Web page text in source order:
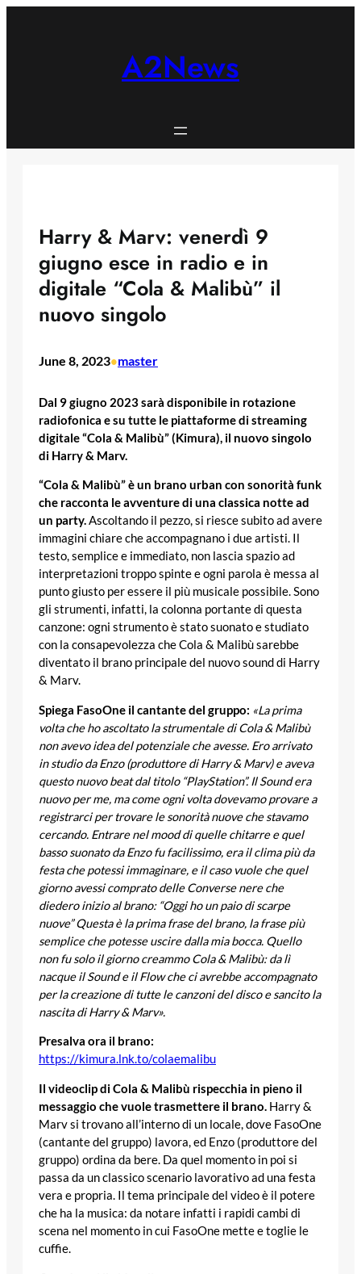
A2News
Harry & Marv: venerdì 9
giugno esce in radio e in
digitale “Cola & Malibù” il
nuovo singolo
June 8, 2023•master
Dal 9 giugno 2023 sarà disponibile in rotazione
radiofonica e su tutte le piattaforme di streaming
digitale“Cola & Malibù” (Kimura), il nuovo singolo
di Harry & Marv.
“Cola & Malibù” è un brano urban con sonorità funk
che racconta le avventure di una classica notte ad
un party.Ascoltando il pezzo, si riesce subito ad avere
immagini chiare che accompagnano i due artisti. Il
testo, semplice e immediato, non lascia spazio ad
interpretazioni troppo spinte e ogni parola è messa al
punto giusto per essere il più musicale possibile. Sono
gli strumenti, infatti, la colonna portante di questa
canzone: ogni strumento è stato suonato e studiato
con la consapevolezza che Cola & Malibù sarebbe
diventato il brano principale del nuovo sound di Harry
& Marv.
Spiega FasoOne il cantante del gruppo: «La prima
volta che ho ascoltato la strumentale di Cola & Malibù
non avevo idea del potenziale che avesse. Ero arrivato
in studio da Enzo (produttore di Harry & Marv) e aveva
questo nuovo beat dal titolo “PlayStation”. Il Sound era
nuovo per me, ma come ogni volta dovevamo provare a
registrarci per trovare le sonorità nuove che stavamo
cercando. Entrare nel mood di quelle chitarre e quel
basso suonato da Enzo fu facilissimo, era il clima più da
festa che potessi immaginare, e il caso vuole che quel
giorno avessi comprato delle Converse nere che
diedero inizio al brano: “Oggi ho un paio di scarpe
nuove” Questa è la prima frase del brano, la frase più
semplice che potesse uscire dalla mia bocca. Quello
non fu solo il giorno creammo Cola & Malibù: da lì
nacque il Sound e il Flow che ci avrebbe accompagnato
per la creazione di tutte le canzoni del disco e sancito la
nascita di Harry & Marv».
Presalva ora il brano:
https://kimura.lnk.to/colaemalibu
Il videoclip di Cola & Malibù rispecchia in pieno il
messaggio che vuole trasmettere il brano. Harry &
Marv si trovano all’interno di un locale, dove FasoOne
(cantante del gruppo) lavora, ed Enzo (produttore del
gruppo) ordina da bere. Da quel momento in poi si
passa da un classico scenario lavorativo ad una festa
vera e propria. Il tema principale del video è il potere
che ha la musica: da notare infatti i rapidi cambi di
scena nel momento in cui FasoOne mette e toglie le
cuffie.